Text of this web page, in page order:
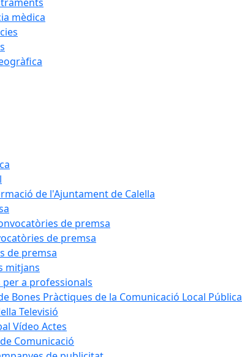
mèdica
de l'Ajuntament de Calella
de premsa
de premsa
de premsa
mitjans
per a professionals
Bones Pràctiques de la Comunicació Local Pública
Televisió
Vídeo Actes
Comunicació